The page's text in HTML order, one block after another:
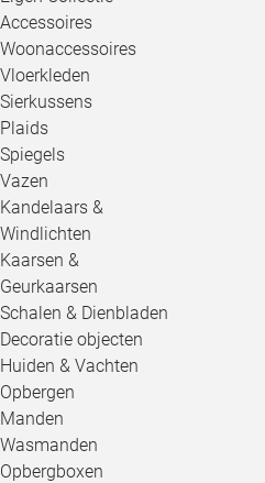
Accessoires
Woonaccessoires
Vloerkleden
Sierkussens
Plaids
Spiegels
Vazen
Kandelaars &
Windlichten
Kaarsen &
Geurkaarsen
Schalen & Dienbladen
Decoratie objecten
Huiden & Vachten
Opbergen
Manden
Wasmanden
Opbergboxen